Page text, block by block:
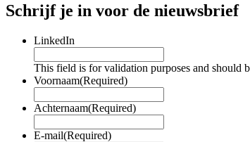
Schrijf je in voor de nieuwsbrief
LinkedIn
This field is for validation purposes and should
Voornaam(Required)
Achternaam(Required)
E-mail(Required)